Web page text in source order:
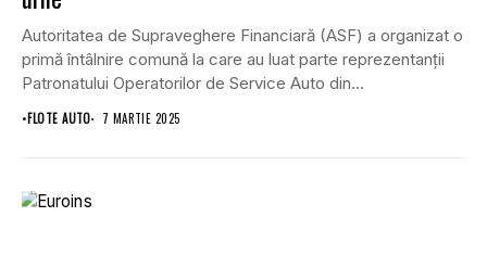
Autoritatea de Supraveghere Financiară (ASF) a organizat o
primă întâlnire comună la care au luat parte reprezentanții
Patronatului Operatorilor de Service Auto din...
•FLOTE AUTO 7 MARTIE 2025